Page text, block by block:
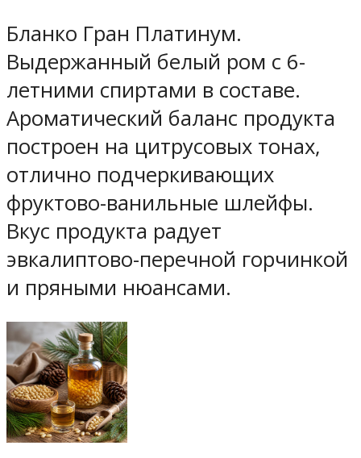
Бланко Гран Платинум.
Выдержанный белый ром с 6-
летними спиртами в составе.
Ароматический баланс продукта
построен на цитрусовых тонах,
отлично подчеркивающих
фруктово-ванильные шлейфы.
Вкус продукта радует
эвкалиптово-перечной горчинкой
и пряными нюансами.